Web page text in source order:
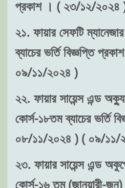
প্রকাশ । ( ২৩/১২/২০২৪
২১. ফায়ার সেফটি
ব্যাচের ভর্তি বিজ্ঞপ্তি
০৯/১১/২০২৪ )
২২. ফায়ার সায়েন্স এন্ড
কোর্স-১৮তম ব্যাচের ভর্তি
০৮/১১/২০২৪ ) ( ০৯/১১/
২৩. ফায়ার সায়েন্স এন্ড
কোর্স-১৬ তম (জানুয়ারী-জুন)